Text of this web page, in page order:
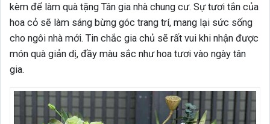
kèm để làm quà tặng Tân gia nhà chung cư. Sự tươi tắn của
hoa cỏ sẽ làm sáng bừng góc trang trí, mang lại sức sống
cho ngôi nhà mới. Tin chắc gia chủ sẽ rất vui khi nhận được
món quà giản dị, đầy màu sắc như hoa tươi vào ngày tân
gia.